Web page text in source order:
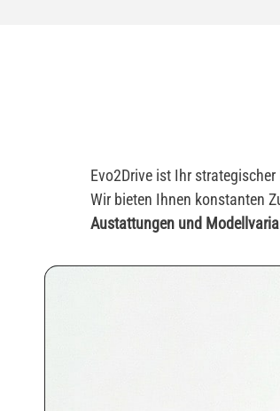
Evo2Drive ist Ihr
Wir bieten Ihnen konstanten
Austattungen und